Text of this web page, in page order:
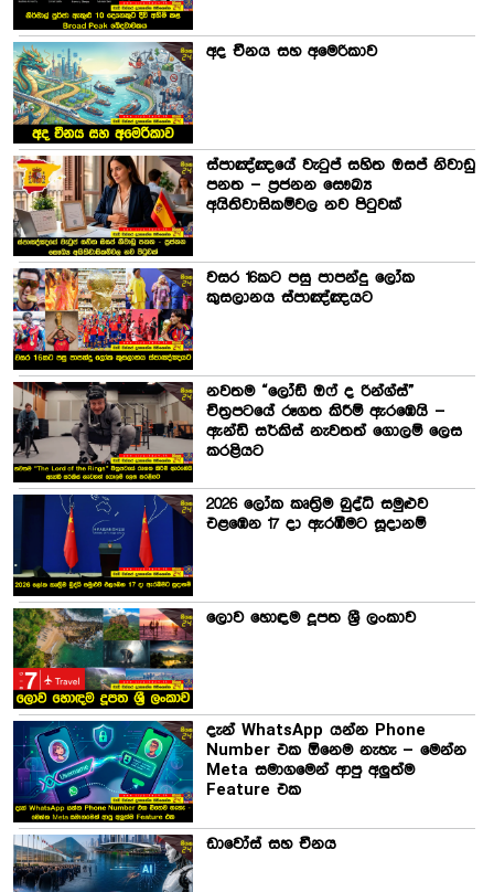
අද චීනය සහ අමෙරිකාව
ස්පාඤ්ඤයේ වැටුප් සහිත ඔසප් නිවාඩු
පනත – ප්‍රජනන සෞඛ්‍ය
අයිතිවාසිකම්වල නව පිටුවක්
වසර 16කට පසු පාපන්දු ලෝක
කුසලානය ස්පාඤ්ඤයට
නවතම “ලෝඩ් ඔෆ් ද රින්ග්ස්”
චිත්‍රපටයේ රූගත කිරීම් ඇරඹෙයි –
ඇන්ඩි සර්කිස් නැවතත් ගොලම් ලෙස
කරළියට
2026 ලෝක කෘත්‍රිම බුද්ධි සමුළුව
එළඹෙන 17 දා ඇරඹීමට සූදානම්
ලොව හොඳම දූපත ශ්‍රී ලංකාව
දැන් WhatsApp යන්න Phone
Number එක ඕනෙම නැහැ – මෙන්න
Meta සමාගමෙන් ආපු අලුත්ම
Feature එක
ඩාවෝස් සහ චීනය